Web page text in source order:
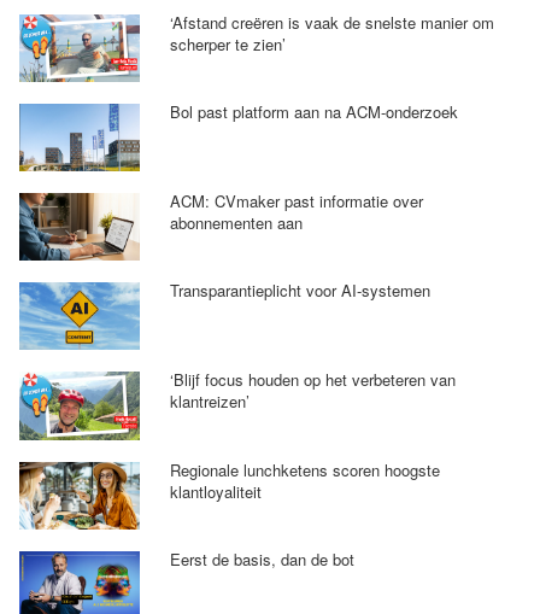
‘Afstand creëren is vaak de snelste manier om
scherper te zien’
Bol past platform aan na ACM-onderzoek
ACM: CVmaker past informatie over
abonnementen aan
Transparantieplicht voor AI-systemen
‘Blijf focus houden op het verbeteren van
klantreizen’
Regionale lunchketens scoren hoogste
klantloyaliteit
Eerst de basis, dan de bot